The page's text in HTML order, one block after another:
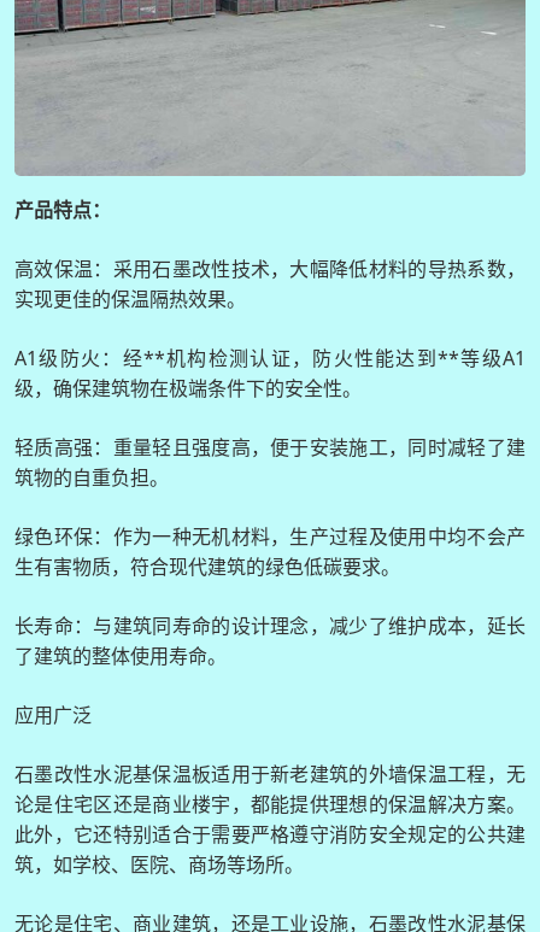
产品特点：
高效保温：采用石墨改性技术，大幅降低材料的导热系数，
实现更佳的保温隔热效果。
A1级防火：经**机构检测认证，防火性能达到**等级A1
级，确保建筑物在极端条件下的安全性。
轻质高强：重量轻且强度高，便于安装施工，同时减轻了建
筑物的自重负担。
绿色环保：作为一种无机材料，生产过程及使用中均不会产
生有害物质，符合现代建筑的绿色低碳要求。
长寿命：与建筑同寿命的设计理念，减少了维护成本，延长
了建筑的整体使用寿命。
应用广泛
石墨改性水泥基保温板适用于新老建筑的外墙保温工程，无
论是住宅区还是商业楼宇，都能提供理想的保温解决方案。
此外，它还特别适合于需要严格遵守消防安全规定的公共建
筑，如学校、医院、商场等场所。
无论是住宅、商业建筑，还是工业设施，石墨改性水泥基保